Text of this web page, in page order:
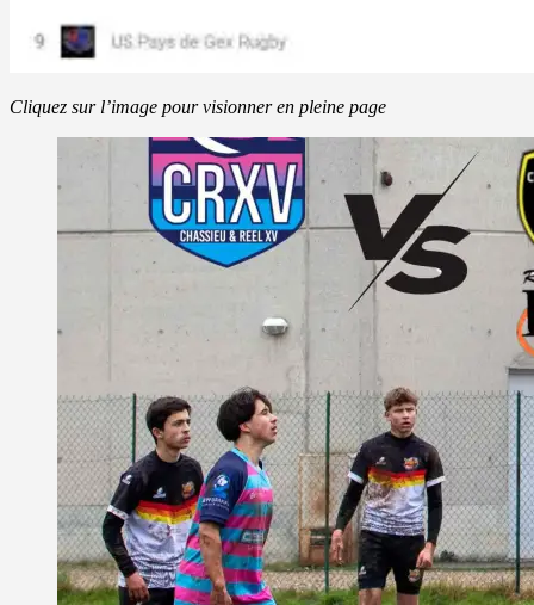
Cliquez sur l’image pour visionner en pleine page